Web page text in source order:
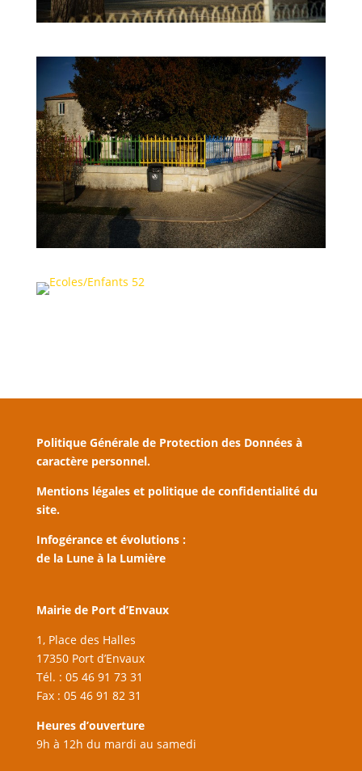
Politique Générale de Protection des Données à
caractère personnel.
Mentions légales et politique de confidentialité du
site.
Infogérance et évolutions :
de la Lune à la Lumière
Mairie de Port d’Envaux
1, Place des Halles
17350 Port d’Envaux
Tél. : 05 46 91 73 31
Fax : 05 46 91 82 31
Heures d’ouverture
9h à 12h du mardi au samedi